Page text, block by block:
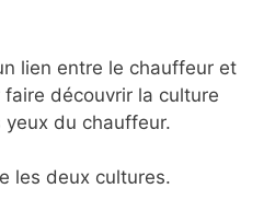
lien entre le chauffeur et
découvrir la culture
du chauffeur.
les deux cultures.